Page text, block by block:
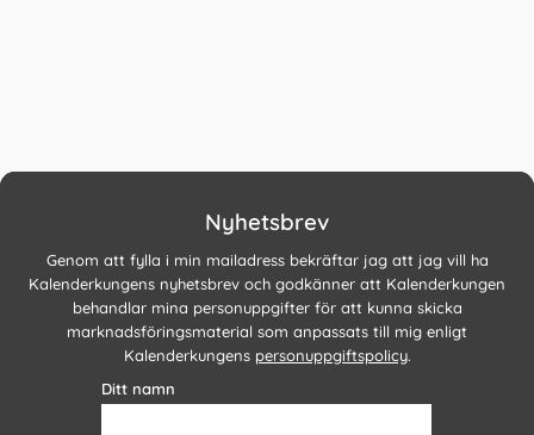
Nyhetsbrev
Genom att fylla i min mailadress bekräftar jag att jag vill ha
Kalenderkungens nyhetsbrev och godkänner att Kalenderkungen
behandlar mina personuppgifter för att kunna skicka
marknadsföringsmaterial som anpassats till mig enligt
Kalenderkungens personuppgiftspolicy.
Ditt namn